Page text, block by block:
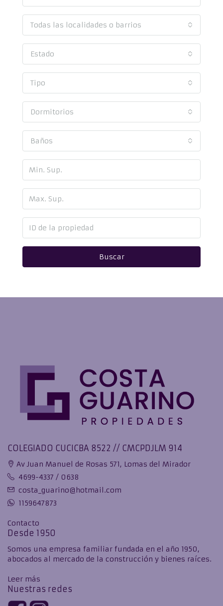
Todas las localidades o barrios
Estado
Tipo
Dormitorios
Baños
Buscar
COLEGIADO CUCICBA 8522 // CMCPDJLM 914
Av Juan Manuel de Rosas 571, Lomas del Mirador
4699-4337 / 0638
costa_guarino@hotmail.com
1159647873
Contacto
Desde 1950
Somos una empresa familiar fundada en el año 1950,
abocados al mercado de la construcción y bienes raíces.
Leer más
Nuestras redes